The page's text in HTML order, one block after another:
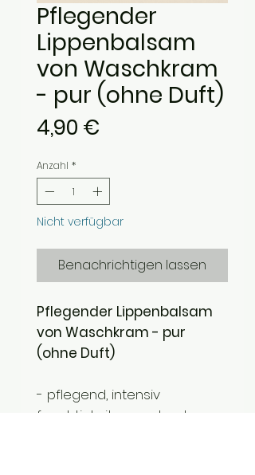
Pflegender
Lippenbalsam
von Waschkram
- pur (ohne Duft)
4,90 €
Anzahl *
Nicht verfügbar
Benachrichtigen lassen
Pflegender Lippenbalsam
von Waschkram - pur
(ohne Duft)
- pflegend, intensiv
feuchtigkeitsspendend